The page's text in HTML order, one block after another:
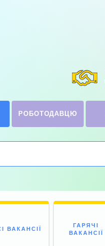
РОБОТОДАВЦЮ
ВАКАНСІЇ
ГАРЯЧІ
ВАКАНСІЇ